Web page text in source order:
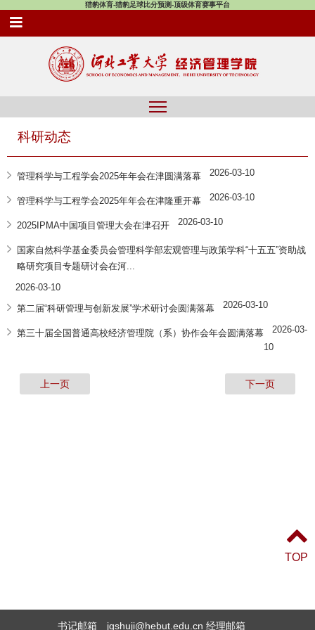
猎豹体育-猎豹足球比分预测-顶级体育赛事平台
科研动态
管理科学与工程学会2025年年会在津圆满落幕 2026-03-10
管理科学与工程学会2025年年会在津隆重开幕 2026-03-10
2025IPMA中国项目管理大会在津召开 2026-03-10
国家自然科学基金委员会管理科学部宏观管理与政策学科“十五五”资助战
略研究项目专题研讨会在河...
2026-03-10
第二届“科研管理与创新发展”学术研讨会圆满落幕
2026-03-10
第三十届全国普通高校经济管理院（系）协作会年会圆满落幕
2026-03-
10
上一页 下一页
书记邮箱 jgshuji@hebut.edu.cn 经理邮箱
TOP